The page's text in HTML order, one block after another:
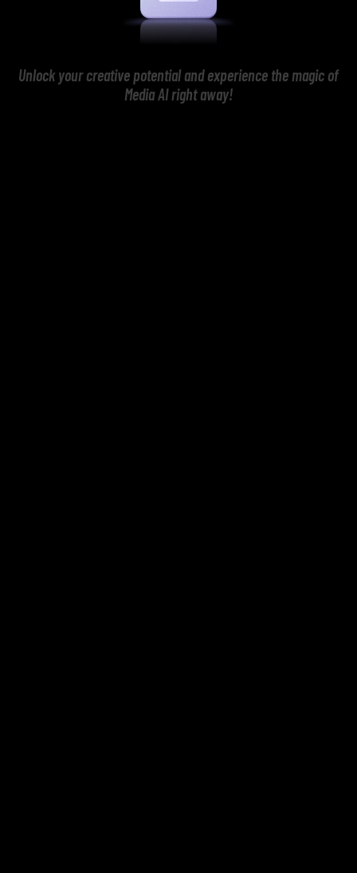
Unlock your creative potential and experience the magic of
Media AI right away!